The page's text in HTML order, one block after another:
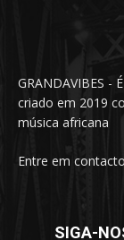
GRANDAVIBES -
criado em 2019
música africana
Entre em
SIGA-